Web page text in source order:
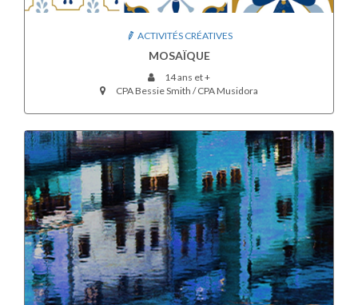
ACTIVITÉS CRÉATIVES
MOSAÏQUE
14 ans et +
CPA Bessie Smith / CPA Musidora